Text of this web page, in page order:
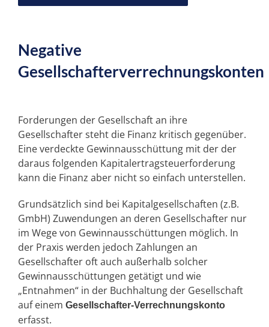
Unsere SPEZIALGEBIETE
NEWS
KONTAKT
Negative
Gesellschafterverrechnungskonten
Forderungen der Gesellschaft an ihre
Gesellschafter steht die Finanz kritisch gegenüber.
Eine verdeckte Gewinnausschüttung mit der der
daraus folgenden Kapitalertragsteuerforderung
kann die Finanz aber nicht so einfach unterstellen.
Grundsätzlich sind bei Kapitalgesellschaften (z.B.
GmbH) Zuwendungen an deren Gesellschafter nur
im Wege von Gewinnausschüttungen möglich. In
der Praxis werden jedoch Zahlungen an
Gesellschafter oft auch außerhalb solcher
Gewinnausschüttungen getätigt und wie
„Entnahmen“ in der Buchhaltung der Gesellschaft
auf einem Gesellschafter-Verrechnungskonto
erfasst.